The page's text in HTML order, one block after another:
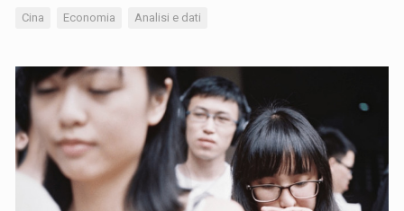
Cina Economia Analisi e dati